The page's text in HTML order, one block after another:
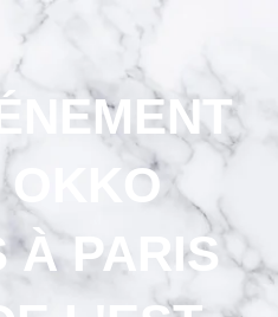
OKKO
À PARIS